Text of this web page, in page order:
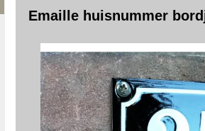
Emaille huisnummer